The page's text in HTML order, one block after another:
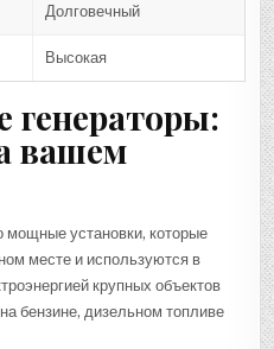
Долговечный
Высокая
генераторы:
вашем
мощные установки, которые
месте и используются в
крупных объектов
бензине, дизельном топливе